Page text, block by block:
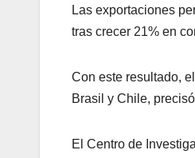
Las exportaciones
tras crecer 21% en
Con este resultado,
Brasil y Chile,
El Centro de